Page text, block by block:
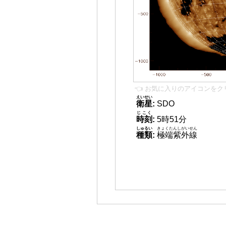
👈 お気に入りのアイコンをク
衛星
えいせい
: SDO
時刻
じこく
: 5時51分
種類
しゅるい
: 極端紫外線
きょくたんしがいせん